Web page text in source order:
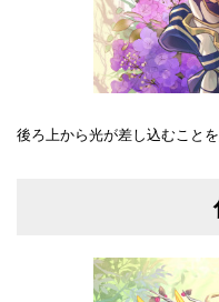
後ろ上から光が差し込むこと